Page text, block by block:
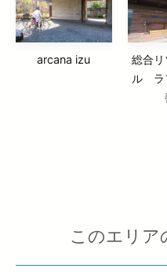
arcana izu
総合
ル ラ
このエリア